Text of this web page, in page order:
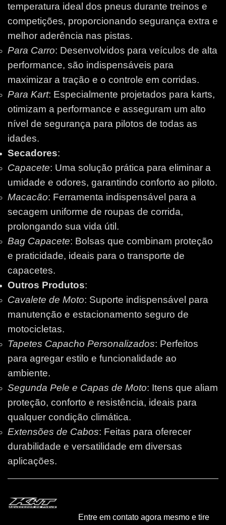
temperatura ideal dos pneus durante treinos e
competições, proporcionando segurança extra e
melhor aderência nas pistas.
Para Carro: Desenvolvidos para veículos de alta
performance, são indispensáveis para
maximizar a tração e o controle em corridas.
Para Kart: Especialmente projetados para karts,
otimizam a performance e asseguram um alto
nível de segurança para pilotos de todas as
idades.
Secadores:
Capacete: Uma solução prática para eliminar a
umidade e odores, garantindo conforto ao piloto.
Macacão: Ferramenta indispensável para a
secagem uniforme de roupas de corrida,
prolongando sua vida útil.
Bag Capacete: Bolsas que combinam proteção
e praticidade, ideais para o transporte de
capacetes.
Outros Produtos:
Cavalete de Moto: Suporte indispensável para
manutenção e estacionamento seguro de
motocicletas.
Tapetes Capacho Personalizados: Perfeitos
para agregar estilo e funcionalidade ao
ambiente.
Segunda Pele e Capas de Moto: Itens que aliam
proteção, conforto e resistência, ideais para
qualquer condição climática.
Extensões de Cabos: Feitas para oferecer
durabilidade e versatilidade em diversas
aplicações.
Entre em contato agora mesmo e tire